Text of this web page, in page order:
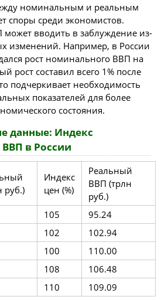
номинальным и реальным
споры среди экономистов.
вводить в заблуждение из-
изменений. Например, в России
рост номинального ВВП на
рост составил всего 1% после
подчеркивает необходимость
показателей для более
состояния.
данные: Индекс
в России
руб.)
Индекс
цен (%)
Реальный
ВВП (трлн
руб.)
105
95.24
102
102.94
100
110.00
108
106.48
110 109.09